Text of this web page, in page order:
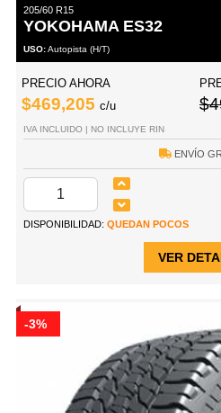
205/60 R15
YOKOHAMA ES32
USO:Autopista (H/T)
PRECIO AHORA
$469,205 c/u
IVA INCLUIDO | NO INCLUYE RIN
ENVÍO
DISPONIBILIDAD: QUEDAN POCOS
VER
-3%